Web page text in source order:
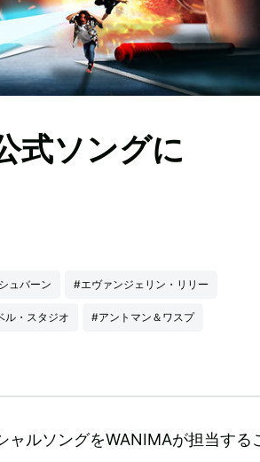
式ソングに
ュバーン #エヴァンジェリン・リリー
ル・スタジオ #アントマン＆ワスプ
ャルソングをWANIMAが担当する